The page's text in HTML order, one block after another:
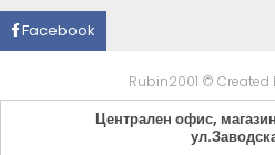
Facebook
Rubin2001 © Created
Централен офис,